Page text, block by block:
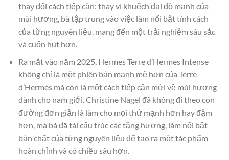
thay đổi cách tiếp cận: thay vì khuếch đại độ mạnh của
mùi hương, bà tập trung vào việc làm nổi bật tính cách
của từng nguyên liệu, mang đến một trải nghiệm sâu sắc
và cuốn hút hơn.
Ra mắt vào năm 2025, Hermes Terre d’Hermes Intense
không chỉ là một phiên bản mạnh mẽ hơn của Terre
d’Hermès mà còn là một cách tiếp cận mới về mùi hương
dành cho nam giới. Christine Nagel đã không đi theo con
đường đơn giản là làm cho mọi thứ mạnh hơn hay đậm
hơn, mà bà đã tái cấu trúc các tầng hương, làm nổi bật
bản chất của từng nguyên liệu để tạo ra một tác phẩm
hoàn chỉnh và có chiều sâu hơn.